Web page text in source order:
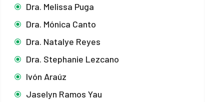
Dra. Melissa Puga
Dra. Mónica Canto
Dra. Natalye Reyes
Dra. Stephanie Lezcano
Ivón Araúz
Jaselyn Ramos Yau